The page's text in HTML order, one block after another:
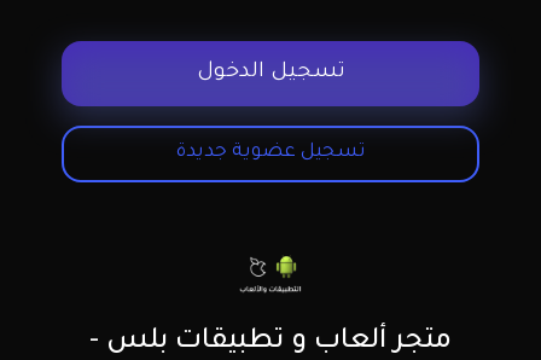
تسجيل الدخول
تسجيل عضوية جديدة
متجر ألعاب و تطبيقات بلس -